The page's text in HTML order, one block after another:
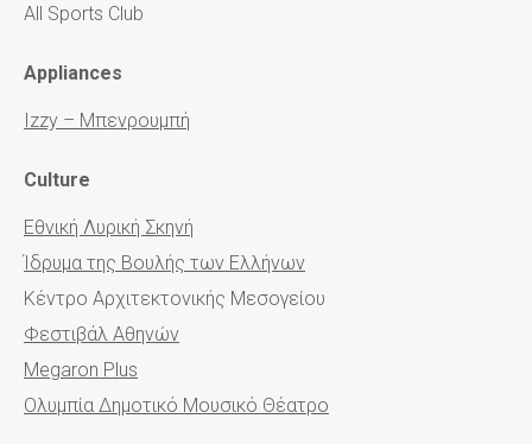
All Sports Club
Appliances
Izzy – Μπενρουμπή
Culture
Εθνική Λυρική Σκηνή
Ίδρυμα της Βουλής των Ελλήνων
Κέντρο Αρχιτεκτονικής Μεσογείου
Φεστιβάλ Αθηνών
Megaron Plus
Ολυμπία Δημοτικό Μουσικό Θέατρο